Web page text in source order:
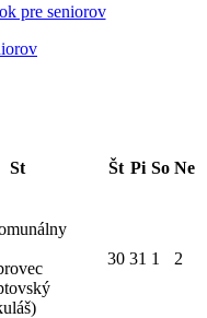
pre seniorov
St Št Pi So Ne
30 31 1 2